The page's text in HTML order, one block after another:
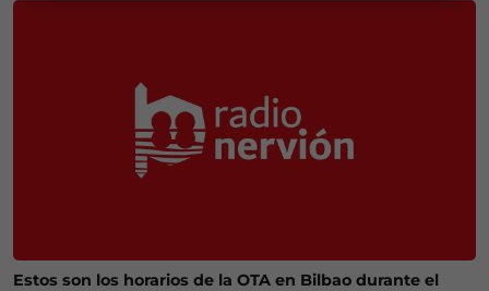
Estos son los horarios de la OTA en Bilbao durante el